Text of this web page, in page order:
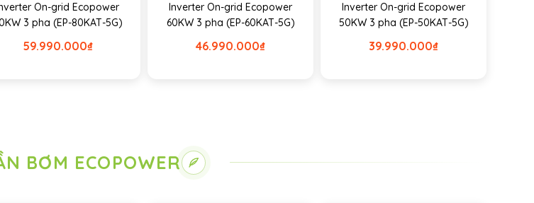
On-grid Ecopower
3 pha (EP-80KAT-5G)
₫
59.990.000
Inverter On-grid Ecopower
60KW 3 pha (EP-60KAT-5G)
₫
46.990.000
Inverter On-grid Ecopower
50KW 3 pha (EP-50KAT-5G)
₫
39.990.000
BƠM ECOPOWER